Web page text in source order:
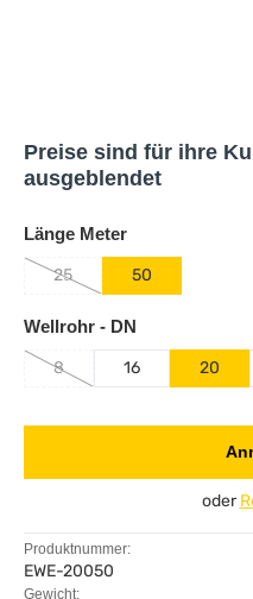
Preise sind für ihre
ausgeblendet
Länge Meterauswählen
25
(Diese Option ist zurzeit
50
Wellrohr - DN
8
(Diese Option ist zurzeit
16 20
oder
Produktnummer:
EWE-20050
Gewicht: